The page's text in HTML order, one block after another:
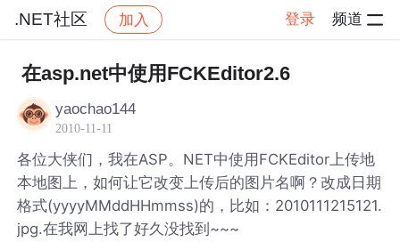
.NET社区 加入 登录 频道
社区 .NET社区 帖子详情
在asp.net中使用FCKEditor2.6
yaochao144
2010-11-11
各位大侠们，我在ASP。NET中使用FCKEditor上传地
本地图上，如何让它改变上传后的图片名啊？改成日期
格式(yyyyMMddHHmmss)的，比如：2010111215121.
jpg.在我网上找了好久没找到~~~